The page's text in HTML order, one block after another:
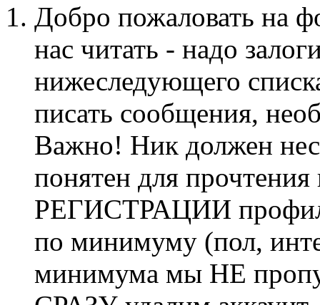
Добро пожаловать на
нас читать - надо
нижеследующего
писать сообщения,
Важно! Ник должен
понятен для
РЕГИСТРАЦИИ профиль
по минимуму (пол,
минимума мы НЕ